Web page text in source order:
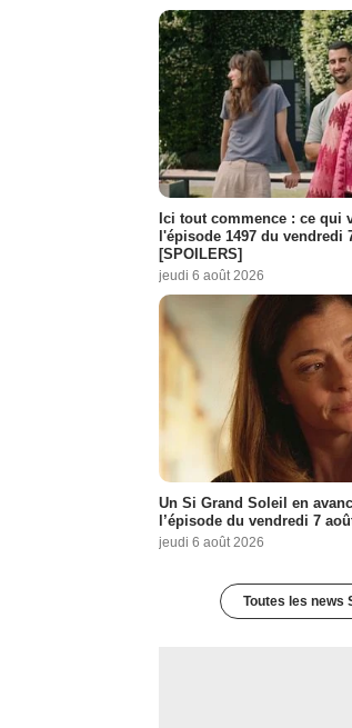
Ici tout commence : ce qui
l'épisode 1497 du vendredi
[SPOILERS]
jeudi 6 août 2026
Un Si Grand Soleil en
l’épisode du vendredi 7
jeudi 6 août 2026
Toutes les news